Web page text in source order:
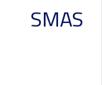
SMAS